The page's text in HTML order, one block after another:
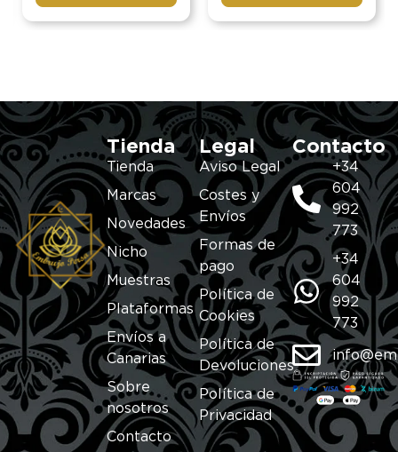
Tienda
Tienda
Marcas
Novedades
Nicho
Muestras
Plataformas
Envíos a
Canarias
Sobre
nosotros
Contacto
Legal
Aviso Legal
Costes y
Envíos
Formas de
pago
Política de
Cookies
Política de
Devoluciones
Política de
Privacidad
Contacto
+34
604
992
773
+34
604
992
773